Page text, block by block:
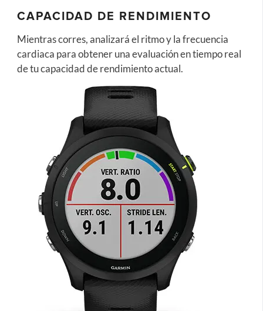
CAPACIDAD DE RENDIMIENTO
Mientras corres, analizará el ritmo y la frecuencia
cardiaca para obtener una evaluación en tiempo real
de tu capacidad de rendimiento actual.